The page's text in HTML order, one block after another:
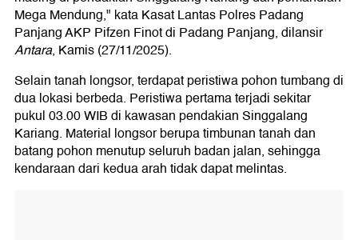
Mega Mendung," kata Kasat Lantas Polres Padang
Panjang AKP Pifzen Finot di Padang Panjang, dilansir
Antara, Kamis (27/11/2025).
Selain tanah longsor, terdapat peristiwa pohon tumbang di
dua lokasi berbeda. Peristiwa pertama terjadi sekitar
pukul 03.00 WIB di kawasan pendakian Singgalang
Kariang. Material longsor berupa timbunan tanah dan
batang pohon menutup seluruh badan jalan, sehingga
kendaraan dari kedua arah tidak dapat melintas.